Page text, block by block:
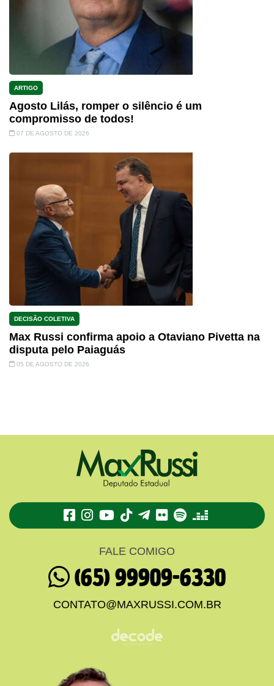
ARTIGO
Agosto Lilás, romper o silêncio é um
compromisso de todos!
07 DE AGOSTO DE 2026
DECISÃO COLETIVA
Max Russi confirma apoio a Otaviano Pivetta na
disputa pelo Paiaguás
05 DE AGOSTO DE 2026
TikTokTelegram
FlickrSpotifyDeezer
FALE COMIGO
(65) 99909-6330
CONTATO@MAXRUSSI.COM.BR